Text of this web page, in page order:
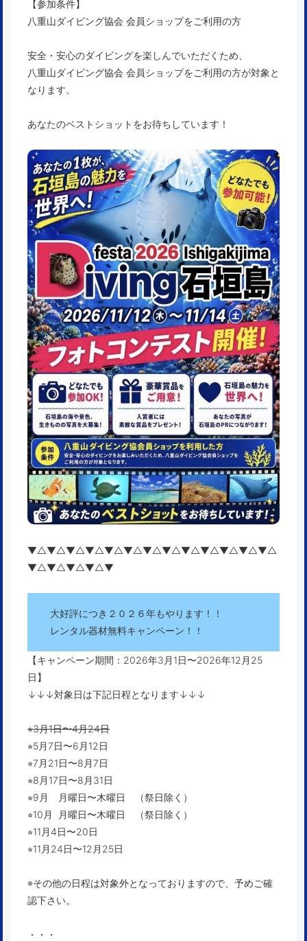
【参加条件】
八重山ダイビング協会 会員ショップをご利用の方
安全・安心のダイビングを楽しんでいただくため、
八重山ダイビング協会 会員ショップをご利用の方が対象と
なります。
あなたのベストショットをお待ちしています！
▼△▼△▼△▼△▼△▼△▼△▼△▼△▼△▼△▼△▼△
▼△▼△▼△▼△▼
大好評につき２０２６年もやります！！
レンタル器材無料キャンペーン！！
【キャンペーン期間：2026年3月1日〜2026年12月25
日】
↓↓↓対象日は下記日程となります↓↓↓
⭐︎3月1日〜4月24日
⭐︎5月7日〜6月12日
⭐︎7月21日〜8月7日
⭐︎8月17日〜8月31日
⭐︎9月 月曜日〜木曜日 （祭日除く）
⭐︎10月 月曜日〜木曜日 （祭日除く）
⭐︎11月4日〜20日
⭐︎11月24日〜12月25日
※その他の日程は対象外となっておりますので、予めご確
認下さい。
・・・